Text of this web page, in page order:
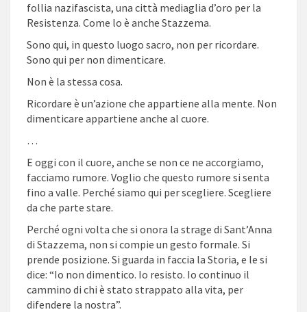
follia nazifascista, una città mediaglia d’oro per la
Resistenza. Come lo è anche Stazzema.
Sono qui, in questo luogo sacro, non per ricordare.
Sono qui per non dimenticare.
Non è la stessa cosa.
Ricordare è un’azione che appartiene alla mente. Non
dimenticare appartiene anche al cuore.
…
E oggi con il cuore, anche se non ce ne accorgiamo,
facciamo rumore. Voglio che questo rumore si senta
fino a valle. Perché siamo qui per scegliere. Scegliere
da che parte stare.
Perché ogni volta che si onora la strage di Sant’Anna
di Stazzema, non si compie un gesto formale. Si
prende posizione. Si guarda in faccia la Storia, e le si
dice: “Io non dimentico. Io resisto. Io continuo il
cammino di chi è stato strappato alla vita, per
difendere la nostra”.